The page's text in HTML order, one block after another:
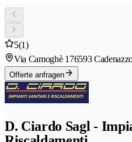
5(1)
Via Camoghè 176593
Offerte anfragen
D. Ciardo Sagl -